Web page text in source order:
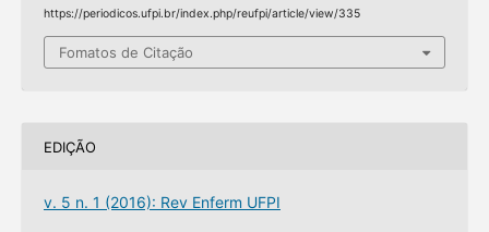
https://periodicos.ufpi.br/index.php/reufpi/article/view/335
Fomatos de Citação
EDIÇÃO
v. 5 n. 1 (2016): Rev Enferm UFPI